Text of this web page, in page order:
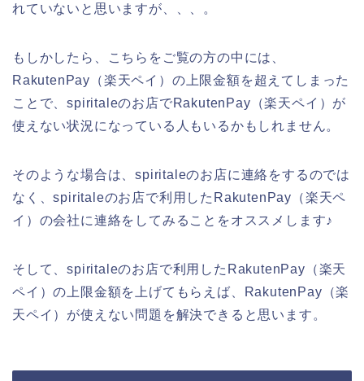
れていないと思いますが、、、。
もしかしたら、こちらをご覧の方の中には、
RakutenPay（楽天ペイ）の上限金額を超えてしまった
ことで、spiritaleのお店でRakutenPay（楽天ペイ）が
使えない状況になっている人もいるかもしれません。
そのような場合は、spiritaleのお店に連絡をするのでは
なく、spiritaleのお店で利用したRakutenPay（楽天ペ
イ）の会社に連絡をしてみることをオススメします♪
そして、spiritaleのお店で利用したRakutenPay（楽天
ペイ）の上限金額を上げてもらえば、RakutenPay（楽
天ペイ）が使えない問題を解決できると思います。